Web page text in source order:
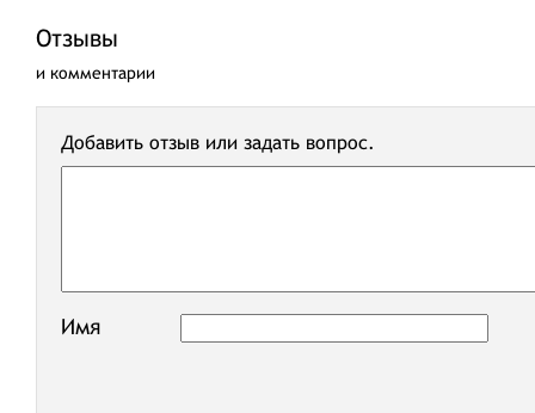
Отзывы
и комментарии
Добавить отзыв или задать вопрос.
Имя